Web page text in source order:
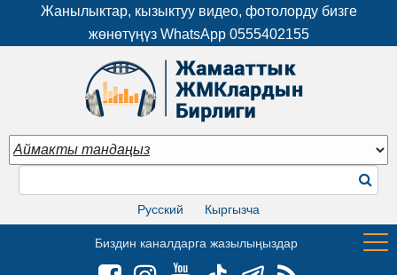
Жанылыктар, кызыктуу видео, фотолорду бизге
жөнөтүңүз WhatsApp 0555402155
Русский Кыргызча
Биздин каналдарга жазылыңыздар